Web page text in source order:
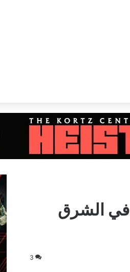
إليكم السبب الحقيقي وراء منع لعبة A Way Out في الشرق
3